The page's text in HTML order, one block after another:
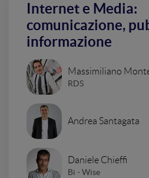
Internet e Media:
comunicazione,
informazione
Massimiliano
RDS
Andrea Santagata
Daniele Chieffi
Bi - Wise